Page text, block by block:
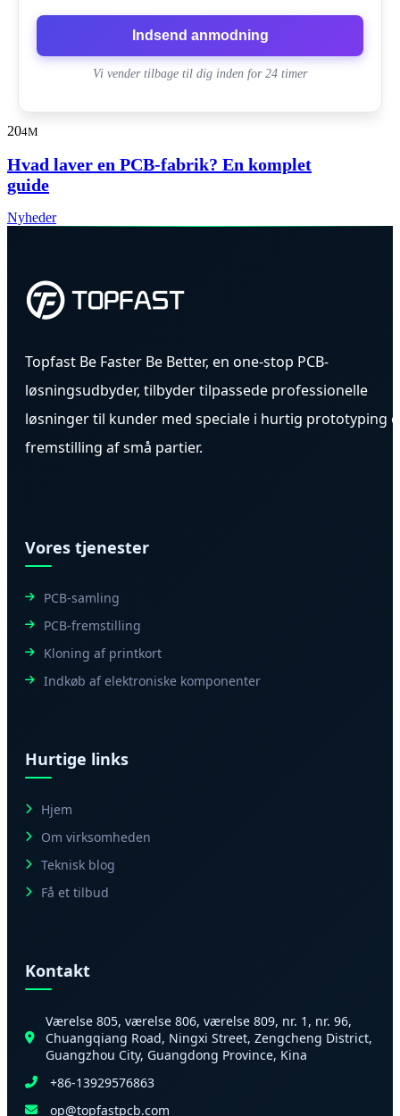
Indsend anmodning
Vi vender tilbage til dig inden for 24 timer
204M
Hvad laver en PCB-fabrik? En komplet
guide
Nyheder
Topfast Be Faster Be Better, en one-stop PCB-
løsningsudbyder, tilbyder tilpassede professionelle
løsninger til kunder med speciale i hurtig prototyping
fremstilling af små partier.
Vores tjenester
PCB-samling
PCB-fremstilling
Kloning af printkort
Indkøb af elektroniske komponenter
Hurtige links
Hjem
Om virksomheden
Teknisk blog
Få et tilbud
Kontakt
Værelse 805, værelse 806, værelse 809, nr. 1, nr. 96,
Chuangqiang Road, Ningxi Street, Zengcheng District,
Guangzhou City, Guangdong Province, Kina
+86-13929576863
op@topfastpcb.com